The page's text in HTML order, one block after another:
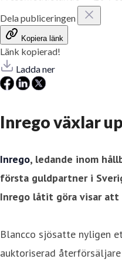
Dela publiceringen
Kopiera länk
Länk kopierad!
Ladda ner
Inrego växlar
Inrego, ledande inom
första guldpartner i
Inrego låtit göra visar att
Blancco sjösatte nyligen
auktoriserad